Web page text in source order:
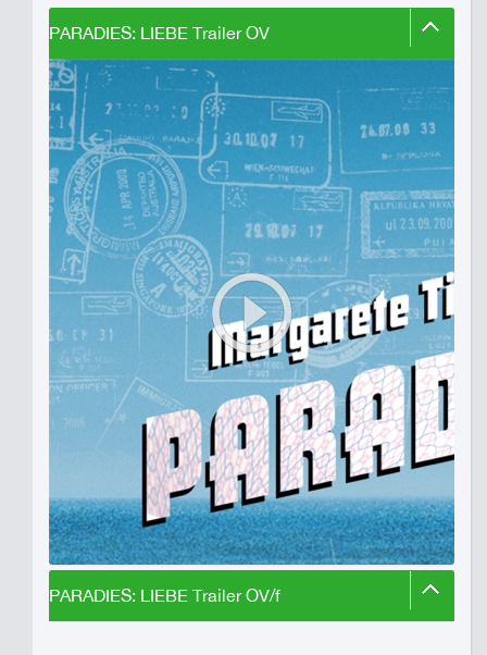
PARADIES: LIEBE Trailer OV
PARADIES: LIEBE Trailer OV/f